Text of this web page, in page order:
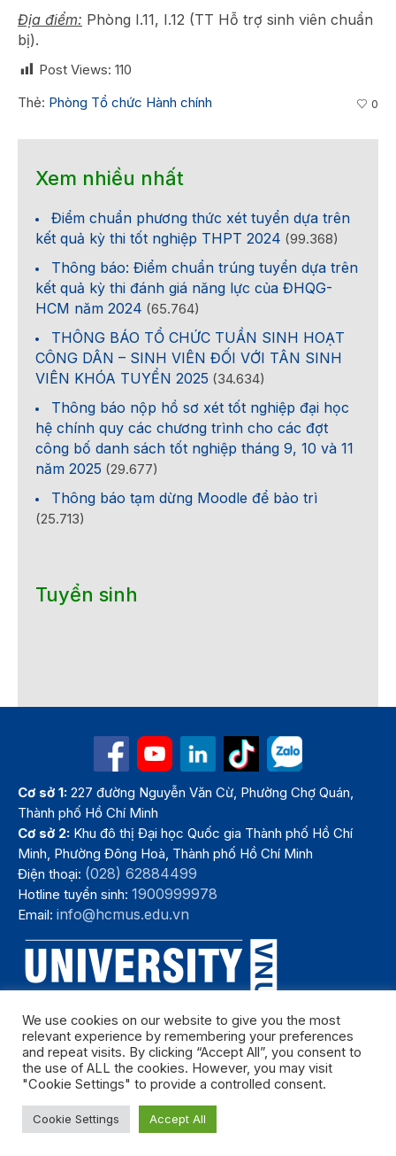
Địa điểm: Phòng I.11, I.12 (TT Hỗ trợ sinh viên chuẩn
bị).
Post Views: 110
Thẻ: Phòng Tổ chức Hành chính 0
Xem nhiều nhất
Điểm chuẩn phương thức xét tuyển dựa trên
kết quả kỳ thi tốt nghiệp THPT 2024 (99.368)
Thông báo: Điểm chuẩn trúng tuyển dựa trên
kết quả kỳ thi đánh giá năng lực của ĐHQG-
HCM năm 2024 (65.764)
THÔNG BÁO TỔ CHỨC TUẦN SINH HOẠT
CÔNG DÂN – SINH VIÊN ĐỐI VỚI TÂN SINH
VIÊN KHÓA TUYỂN 2025 (34.634)
Thông báo nộp hồ sơ xét tốt nghiệp đại học
hệ chính quy các chương trình cho các đợt
công bố danh sách tốt nghiệp tháng 9, 10 và 11
năm 2025 (29.677)
Thông báo tạm dừng Moodle để bảo trì
(25.713)
Tuyển sinh
Cơ sở 1: 227 đường Nguyễn Văn Cừ, Phường Chợ Quán,
Thành phố Hồ Chí Minh
Cơ sở 2: Khu đô thị Đại học Quốc gia Thành phố Hồ Chí
Minh, Phường Đông Hoà, Thành phố Hồ Chí Minh
Điện thoại: (028) 62884499
Hotline tuyển sinh:1900999978
Email:info@hcmus.edu.vn
Bản quyền thuộc Trường Đại học Khoa học tự nhiên, Đại học Quốc
gia Thành phố Hồ Chí Minh. Năm 2024
We use cookies on our website to give you the most
relevant experience by remembering your preferences
and repeat visits. By clicking “Accept All”, you consent to
the use of ALL the cookies. However, you may visit
"Cookie Settings" to provide a controlled consent.
Cookie Settings Accept All